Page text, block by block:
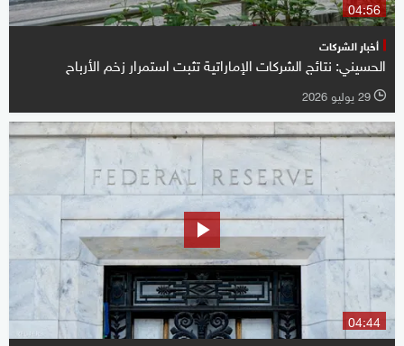
04:56
أخبار الشركات
الحسيني: نتائج الشركات الإماراتية تثبت استمرار زخم الأرباح
l 29 يوليو 2026
04:44